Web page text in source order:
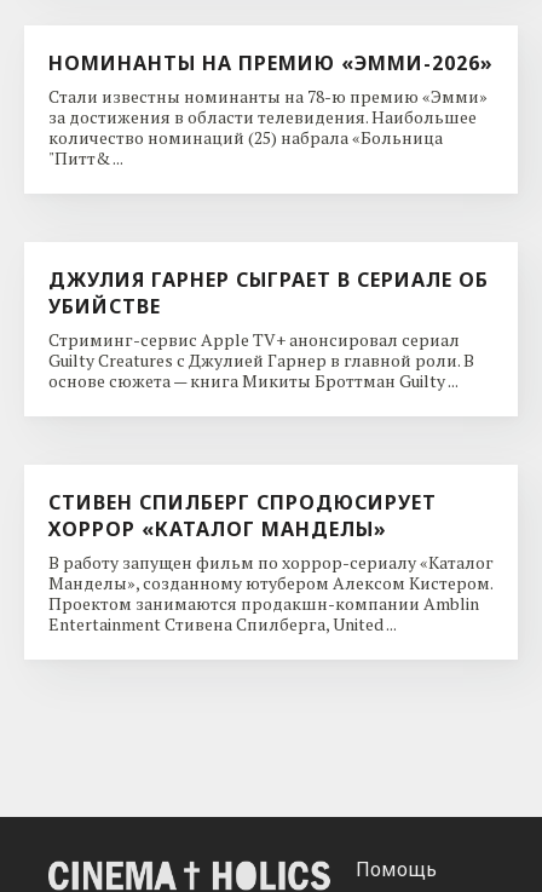
НОМИНАНТЫ НА ПРЕМИЮ «ЭММИ-2026»
Стали известны номинанты на 78-ю премию «Эмми»
за достижения в области телевидения. Наибольшее
количество номинаций (25) набрала «Больница
"Питт& ...
ДЖУЛИЯ ГАРНЕР СЫГРАЕТ В СЕРИАЛЕ ОБ
УБИЙСТВЕ
Стриминг-сервис Apple TV+ анонсировал сериал
Guilty Creatures с Джулией Гарнер в главной роли. В
основе сюжета — книга Микиты Броттман Guilty ...
СТИВЕН СПИЛБЕРГ СПРОДЮСИРУЕТ
ХОРРОР «КАТАЛОГ МАНДЕЛЫ»
В работу запущен фильм по хоррор-сериалу «Каталог
Манделы», созданному ютубером Алексом Кистером.
Проектом занимаются продакшн-компании Amblin
Entertainment Стивена Спилберга, United ...
Помощь